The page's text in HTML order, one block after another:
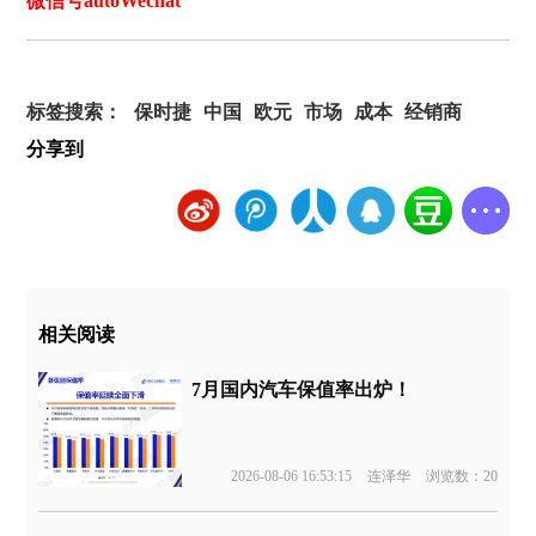
标签搜索： 保时捷 中国 欧元 市场 成本 经销商
分享到
相关阅读
7月国内汽车保值率出炉！
2026-08-06 16:53:15 连泽华 浏览数：20